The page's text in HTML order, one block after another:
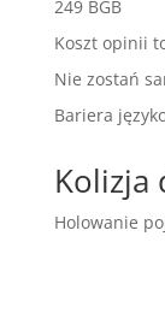
249 BGB
Koszt opinii
Nie zostań
Bariera
Kolizja
Holowanie